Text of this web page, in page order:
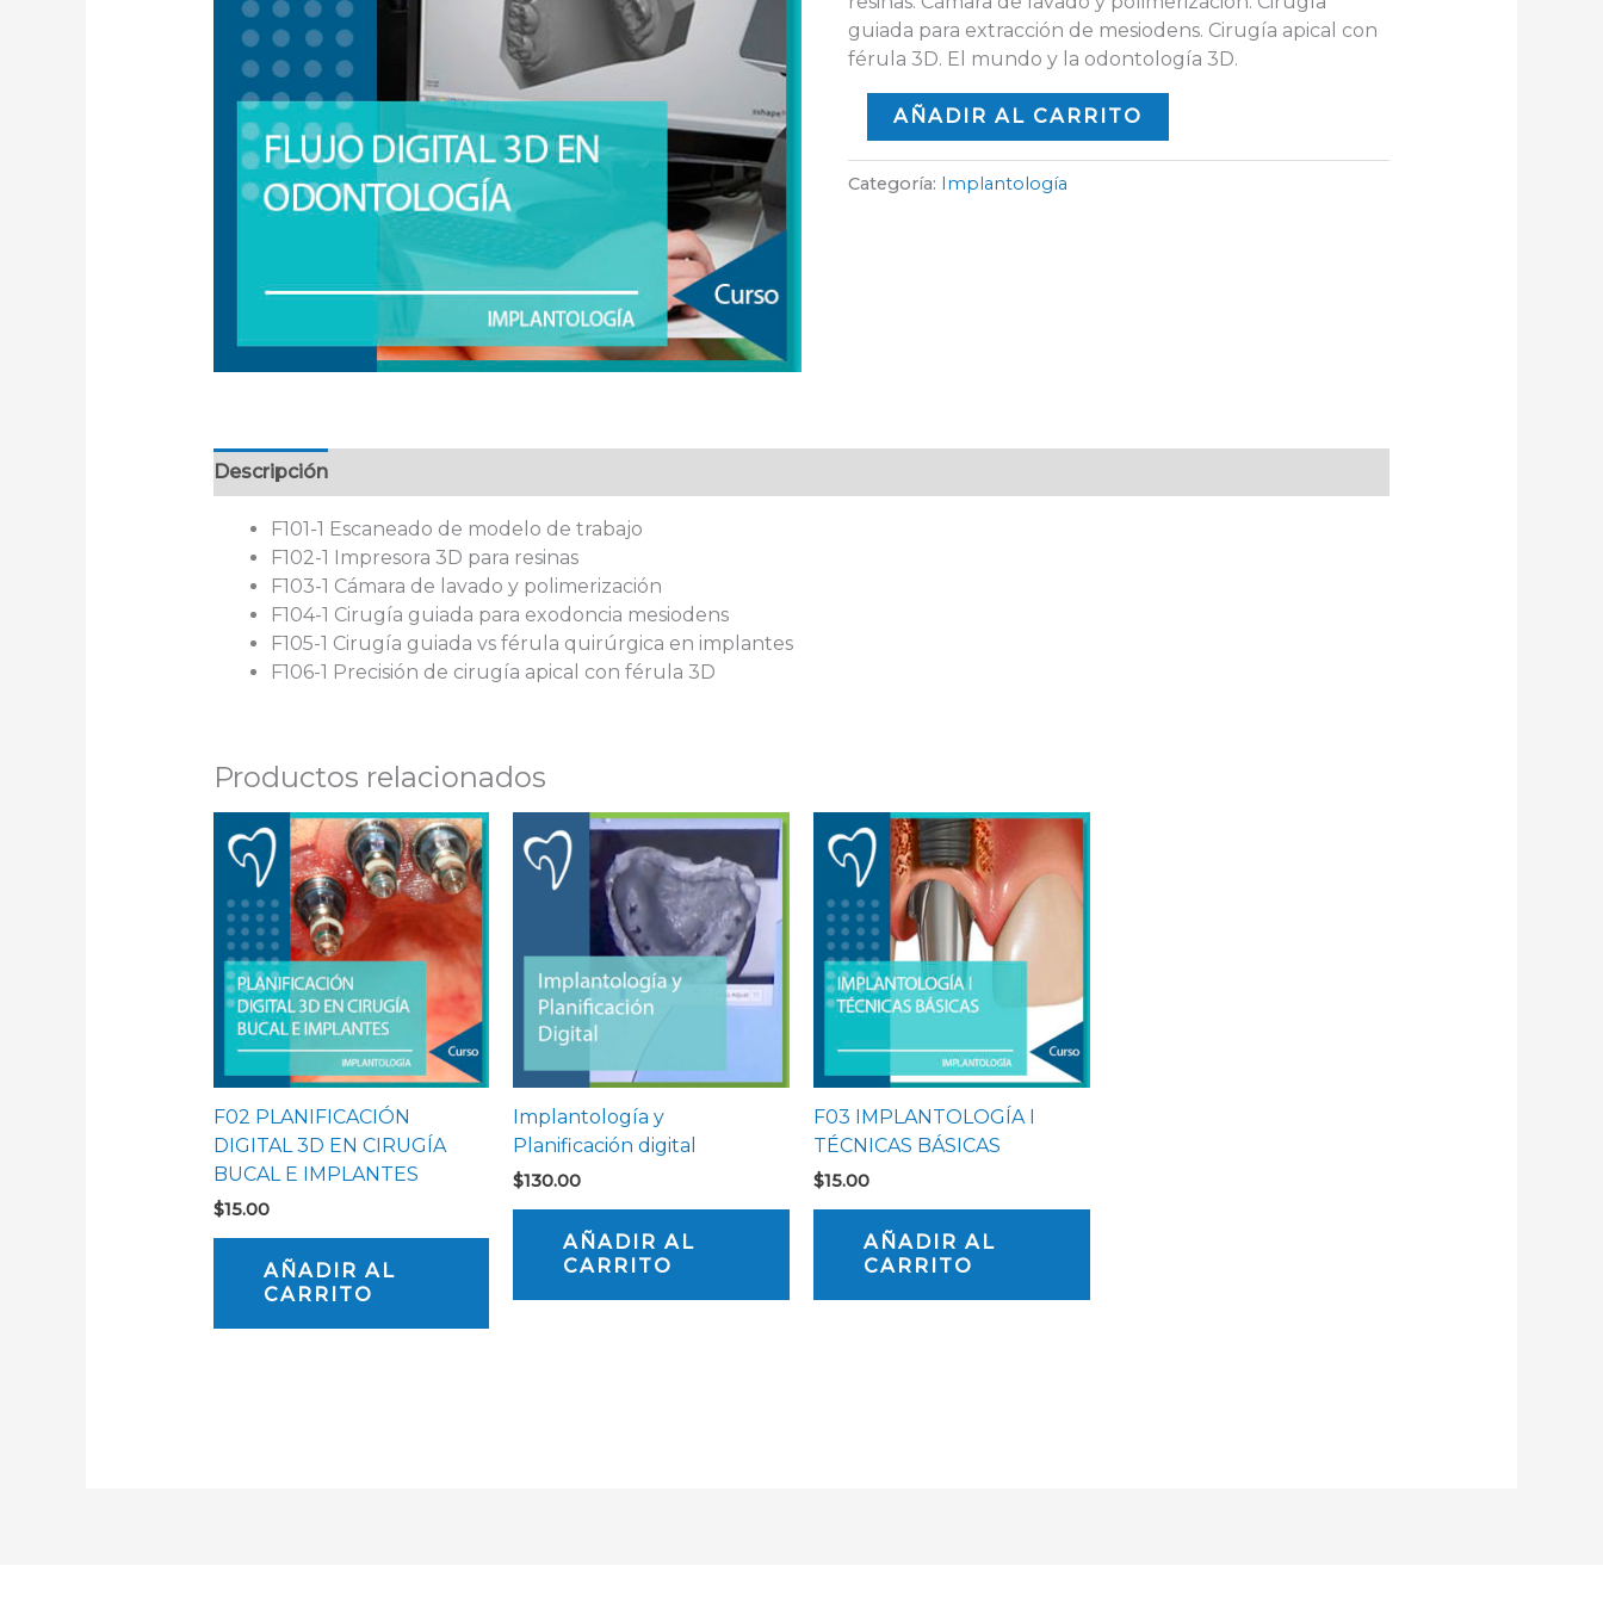
guiada para extracción de mesiodens. Cirugía apical con
férula 3D. El mundo y la odontología 3D.
AÑADIR AL CARRITO
Categoría: Implantología
Descripción
F101-1 Escaneado de modelo de trabajo
F102-1 Impresora 3D para resinas
F103-1 Cámara de lavado y polimerización
F104-1 Cirugía guiada para exodoncia mesiodens
F105-1 Cirugía guiada vs férula quirúrgica en implantes
F106-1 Precisión de cirugía apical con férula 3D
Productos relacionados
F02 PLANIFICACIÓN
DIGITAL 3D EN CIRUGÍA
BUCAL E IMPLANTES
$15.00
AÑADIR AL
CARRITO
Implantología y
Planificación digital
$130.00
AÑADIR AL
CARRITO
F03 IMPLANTOLOGÍA I
TÉCNICAS BÁSICAS
$15.00
AÑADIR AL
CARRITO